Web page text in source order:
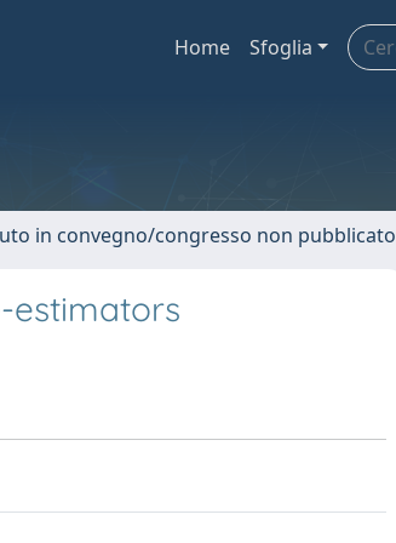
Home Sfoglia
in convegno/congresso non pubblicato
estimators